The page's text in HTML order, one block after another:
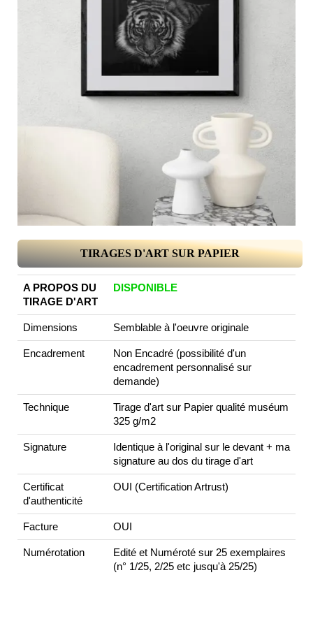
TIRAGES D'ART SUR PAPIER
A PROPOS DU
TIRAGE D'ART
DISPONIBLE
Dimensions Semblable à l'oeuvre originale
Encadrement
Non Encadré (possibilité d'un
encadrement personnalisé sur
demande)
Technique
Tirage d'art sur Papier qualité muséum
325 g/m2
Signature
Identique à l'original sur le devant + ma
signature au dos du tirage d'art
Certificat
d'authenticité
OUI (Certification Artrust)
Facture OUI
Numérotation
Edité et Numéroté sur 25 exemplaires
(n° 1/25, 2/25 etc jusqu'à 25/25)